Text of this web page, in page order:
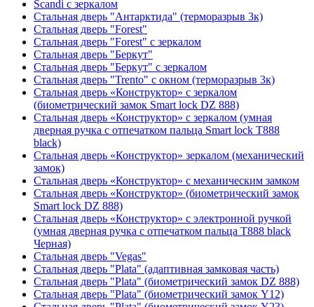
Scandi с зеркалом
Стальная дверь "Антарктида" (терморазрыв 3к)
Стальная дверь "Forest"
Стальная дверь "Forest" с зеркалом
Стальная дверь "Беркут"
Стальная дверь "Беркут" с зеркалом
Стальная дверь "Trento" с окном (терморазрыв 3к)
Стальная дверь «Конструктор» с зеркалом
(биометрический замок Smart lock DZ 888)
Стальная дверь «Конструктор» с зеркалом (умная
дверная ручка с отпечатком пальца Smart lock T888
black)
Стальная дверь «Конструктор» зеркалом (механический
замок)
Стальная дверь «Конструктор» с механическим замком
Стальная дверь «Конструктор» (биометрический замок
Smart lock DZ 888)
Стальная дверь «Конструктор» с электронной ручкой
(умная дверная ручка с отпечатком пальца T888 black
Черная)
Стальная дверь "Vegas"
Стальная дверь "Plata" (адаптивная замковая часть)
Стальная дверь "Plata" (биометрический замок DZ 888)
Стальная дверь "Plata" (биометрический замок Y12)